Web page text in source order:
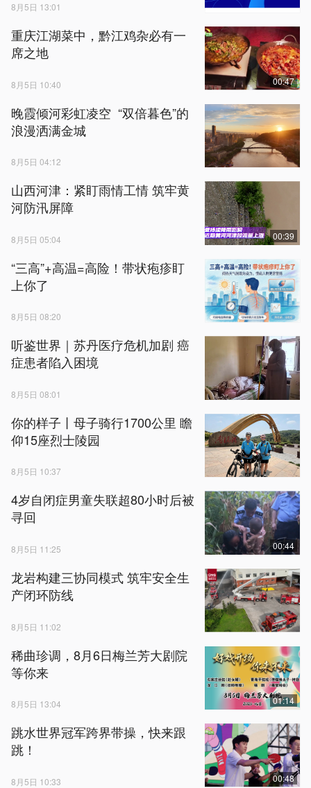
8月5日 13:01
重庆江湖菜中，黔江鸡杂必有一
席之地
8月5日 10:40 00:47
晚霞倾河彩虹凌空 “双倍暮色”的
浪漫洒满金城
8月5日 04:12
山西河津：紧盯雨情工情 筑牢黄
河防汛屏障
8月5日 05:04 00:39
“三高”+高温=高险！带状疱疹盯
上你了
8月5日 08:20
听鉴世界｜苏丹医疗危机加剧 癌
症患者陷入困境
8月5日 08:01
你的样子丨母子骑行1700公里 瞻
仰15座烈士陵园
8月5日 10:37
4岁自闭症男童失联超80小时后被
寻回
8月5日 11:25 00:44
龙岩构建三协同模式 筑牢安全生
产闭环防线
8月5日 11:02
稀曲珍调，8月6日梅兰芳大剧院
等你来
8月5日 13:04 01:14
跳水世界冠军跨界带操，快来跟
跳！
8月5日 10:33 00:48